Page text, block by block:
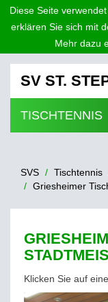
Diese Seite
erklären Sie sich mit
Mehr dazu
SV ST.
TISCHTENNIS
SVS Tischtennis
Griesheimer
Klicken Sie auf